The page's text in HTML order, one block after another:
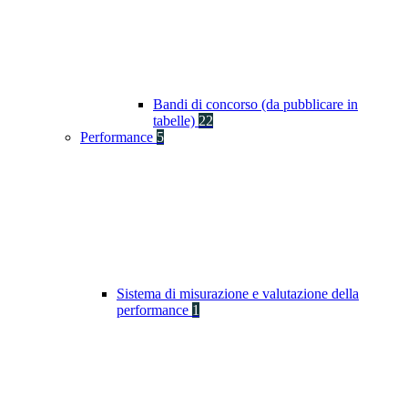
Bandi di concorso (da pubblicare in
tabelle) 22
Performance 5
Sistema di misurazione e valutazione della
performance 1